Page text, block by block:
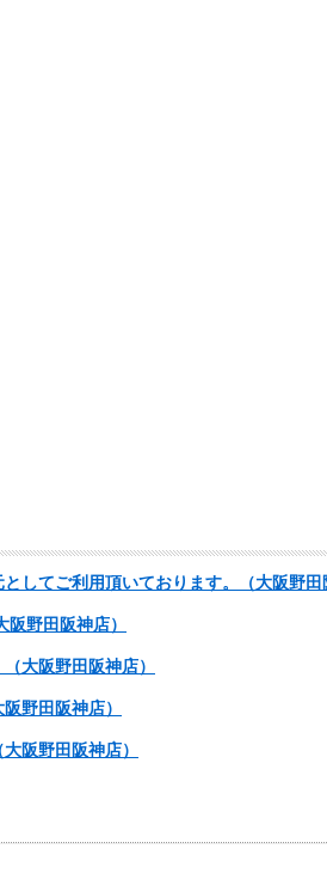
してご利用頂いております。（大阪野田
野田阪神店）
大阪野田阪神店）
野田阪神店）
阪野田阪神店）